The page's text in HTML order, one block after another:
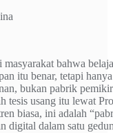
bahwa
itu benar, tetapi
bukan pabrik
tesis usang itu lewat
biasa, ini adalah
digital dalam satu